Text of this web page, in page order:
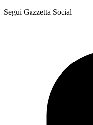
Segui Gazzetta Social